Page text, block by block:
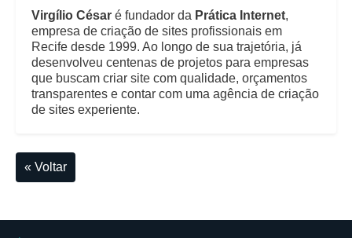
Virgílio César é fundador da Prática Internet,
empresa de criação de sites profissionais em
Recife desde 1999. Ao longo de sua trajetória, já
desenvolveu centenas de projetos para empresas
que buscam criar site com qualidade, orçamentos
transparentes e contar com uma agência de criação
de sites experiente.
« Voltar